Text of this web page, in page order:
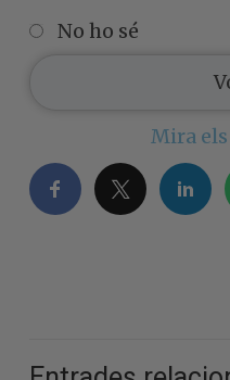
No ho sé
Mira